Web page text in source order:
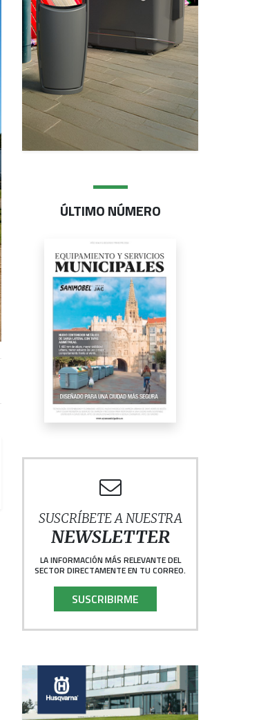
ÚLTIMO NÚMERO
SUSCRÍBETE A NUESTRA
NEWSLETTER
LA INFORMACIÓN MÁS RELEVANTE DEL
SECTOR DIRECTAMENTE EN TU CORREO.
SUSCRIBIRME